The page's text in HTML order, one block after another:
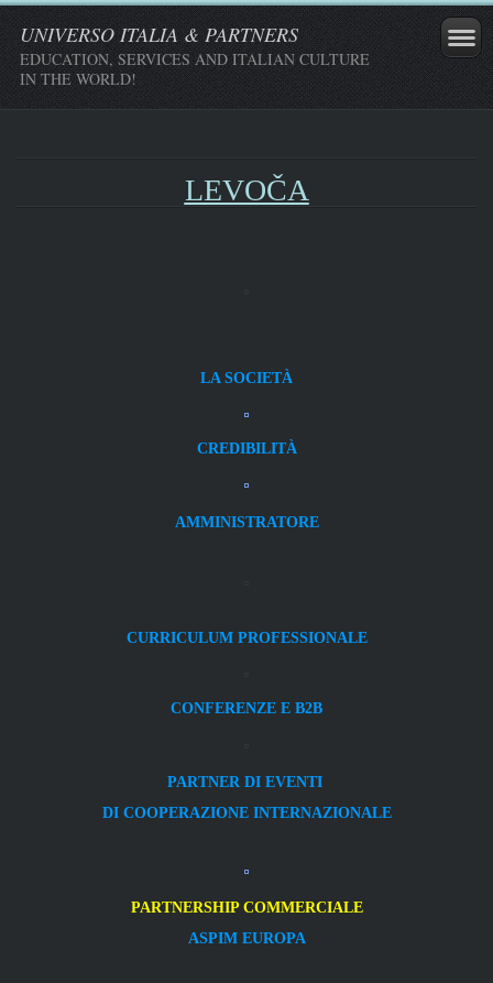
UNIVERSO ITALIA & PARTNERS
EDUCATION, SERVICES AND ITALIAN CULTURE
IN THE WORLD!
LEVOČA
LA SOCIETÀ
CREDIBILITÀ
AMMINISTRATORE
CURRICULUM PROFESSIONALE
CONFERENZE E B2B
PARTNER DI EVENTI
DI COOPERAZIONE INTERNAZIONALE
PARTNERSHIP COMMERCIALE
ASPIM EUROPA